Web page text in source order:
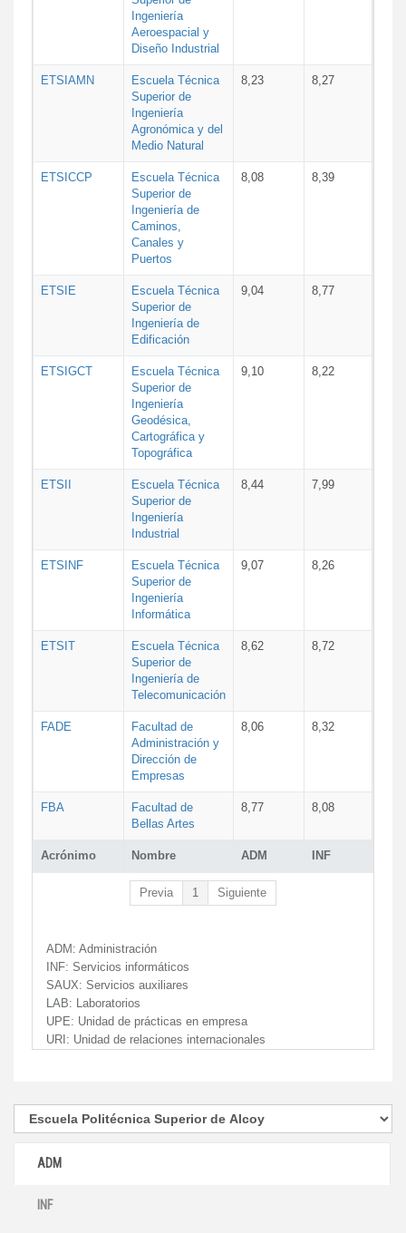
Acrónimo Nombre ADM INF
Ingeniería
Aeroespacial y
Diseño Industrial
ETSIAMN
Escuela Técnica
Superior de
Ingeniería
Agronómica y del
Medio Natural
8,23 8,27
ETSICCP
Escuela Técnica
Superior de
Ingeniería de
Caminos,
Canales y
Puertos
8,08 8,39
ETSIE
Escuela Técnica
Superior de
Ingeniería de
Edificación
9,04 8,77
ETSIGCT
Escuela Técnica
Superior de
Ingeniería
Geodésica,
Cartográfica y
Topográfica
9,10 8,22
ETSII
Escuela Técnica
Superior de
Ingeniería
Industrial
8,44 7,99
ETSINF
Escuela Técnica
Superior de
Ingeniería
Informática
9,07 8,26
ETSIT
Escuela Técnica
Superior de
Ingeniería de
Telecomunicación
8,62 8,72
FADE
Facultad de
Administración y
Dirección de
Empresas
8,06 8,32
FBA
Facultad de
Bellas Artes
8,77 8,08
Previa 1 Siguiente
ADM: Administración
INF: Servicios informáticos
SAUX: Servicios auxiliares
LAB: Laboratorios
UPE: Unidad de prácticas en empresa
URI: Unidad de relaciones internacionales
ADM
INF